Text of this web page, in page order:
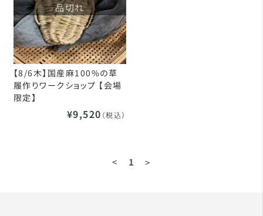
品切れ
【8/6木】国産麻100%の草
履作りワークショップ 【会場
限定】
¥9,520 （税込）
< 1 >